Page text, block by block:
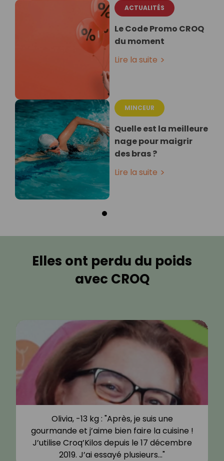
ACTUALITÉS
Le Code Promo CROQ
du moment
Lire la suite
MINCEUR
Quelle est la meilleure
nage pour maigrir
des bras ?
Lire la suite
Elles ont perdu du poids
avec CROQ
Olivia, -13 kg : "Après, je suis une
gourmande et j’aime bien faire la cuisine !
J’utilise Croq’Kilos depuis le 17 décembre
2019. J’ai essayé plusieurs…"